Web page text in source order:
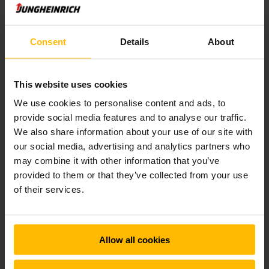
Consent Details About
This website uses cookies
We use cookies to personalise content and ads, to
provide social media features and to analyse our traffic.
We also share information about your use of our site with
our social media, advertising and analytics partners who
may combine it with other information that you’ve
provided to them or that they’ve collected from your use
of their services.
Allow all cookies
Her kan du vælge, hvilken truck du
vil leje, direkte online
FULD FLEKSIBILITET
Lej el palleløfter